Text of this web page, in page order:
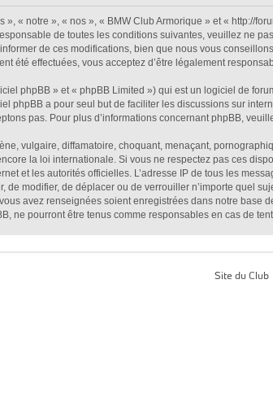
« notre », « nos », « BMW Club Armorique » et « http://
de toutes les conditions suivantes, veuillez ne
de ces modifications, bien que nous vous
été effectuées, vous acceptez d’être légalement
phpBB » et « phpBB Limited ») qui est un logiciel de
phpBB a pour seul but de faciliter les discussions sur
pas. Pour plus d’informations concernant phpBB,
vulgaire, diffamatoire, choquant, menaçant,
la loi internationale. Si vous ne respectez pas ces
et les autorités officielles. L’adresse IP de tous les
modifier, de déplacer ou de verrouiller n’importe quel
avez renseignées soient enregistrées dans notre
ne pourront être tenus comme responsables en cas de
Site du Club